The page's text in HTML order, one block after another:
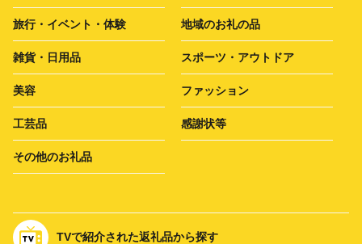
旅行・イベント・体験 地域のお礼の品
雑貨・日用品 スポーツ・アウトドア
美容 ファッション
工芸品 感謝状等
その他のお礼品
TVで紹介された返礼品から探す